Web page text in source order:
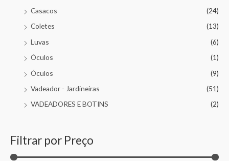
Casacos
(24)
Coletes
(13)
Luvas
(6)
Óculos
(1)
Óculos
(9)
Vadeador - Jardineiras
(51)
VADEADORES E BOTINS
(2)
Filtrar por Preço